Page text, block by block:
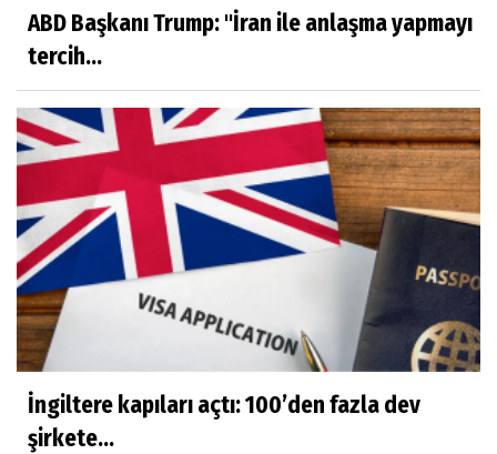
ABD Başkanı Trump: "İran ile anlaşma yapmayı
tercih...
İngiltere kapıları açtı: 100’den fazla dev
şirkete...